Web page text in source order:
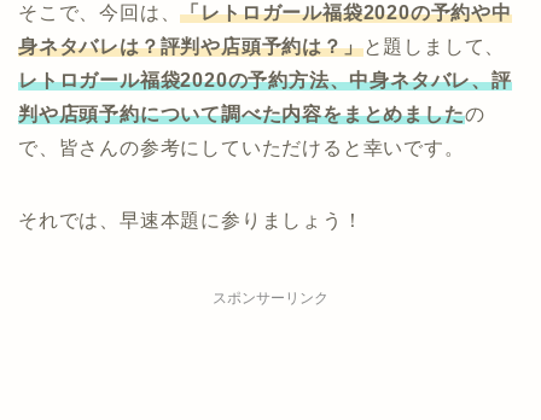
そこで、今回は、「レトロガール福袋2020の予約や中
身ネタバレは？評判や店頭予約は？」と題しまして、
レトロガール福袋2020の予約方法、中身ネタバレ、評
判や店頭予約について調べた内容をまとめましたの
で、皆さんの参考にしていただけると幸いです。
それでは、早速本題に参りましょう！
スポンサーリンク